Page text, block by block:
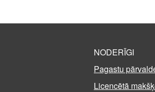
NODERĪGI
Pagastu
Licencētā